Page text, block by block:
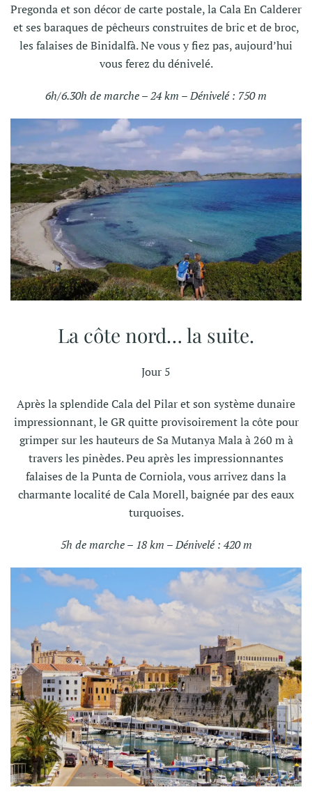
Pregonda et son décor de carte postale, la Cala En Calderer
et ses baraques de pêcheurs construites de bric et de broc,
les falaises de Binidalfà. Ne vous y fiez pas, aujourd’hui
vous ferez du dénivelé.
6h/6.30h de marche – 24 km – Dénivelé : 750 m
La côte nord… la suite.
Jour 5
Après la splendide Cala del Pilar et son système dunaire
impressionnant, le GR quitte provisoirement la côte pour
grimper sur les hauteurs de Sa Mutanya Mala à 260 m à
travers les pinèdes. Peu après les impressionnantes
falaises de la Punta de Corniola, vous arrivez dans la
charmante localité de Cala Morell, baignée par des eaux
turquoises.
5h de marche – 18 km – Dénivelé : 420 m